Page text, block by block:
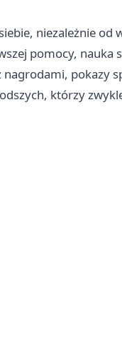
niezależnie od
pomocy, nauka
pokazy
którzy